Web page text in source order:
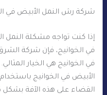
شركة رش النمل الأبيض في
إذا كنت تواجه مشكلة النمل
في الخوانيج، فإن شركة
في الخوانيج هي الخيار
الأبيض في الخوانيج
القضاء على هذه الآفة بشكل